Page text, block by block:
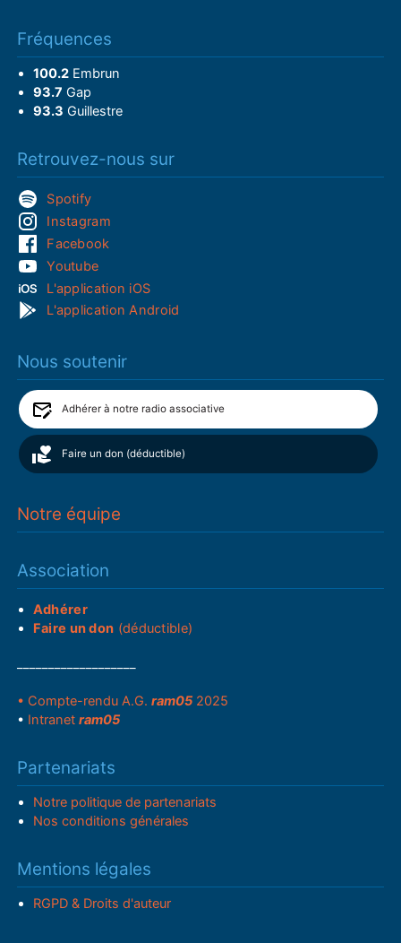
Fréquences
100.2Embrun
93.7 Gap
93.3 Guillestre
Retrouvez-nous sur
Spotify
Instagram
Facebook
Youtube
L'application iOS
L'application Android
Nous soutenir
Adhérer à notre radio associative
Faire un don (déductible)
Notre équipe
Association
Adhérer
Faire un don (déductible)
• Compte-rendu A.G.ram05 2025
• Intranetram05
Partenariats
Notre politique de partenariats
Nos conditions générales
Mentions légales
RGPD & Droits d'auteur